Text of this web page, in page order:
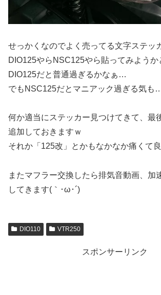
せっかくなのでよく売ってる文字ステッ
DIO125やらNSC125やら貼ってみようか
DIO125だと普通過ぎるかなぁ…
でもNSC125だとマニアック過ぎる気も
何か適当にステッカー見つけてきて、最
追加しておきますｗ
それか「125改」とかもなかなか痛くて
またマフラー交換したら排気音動画、加
してきます(｀･ω･´)ゞ
DIO110 VTR250
スポンサーリンク